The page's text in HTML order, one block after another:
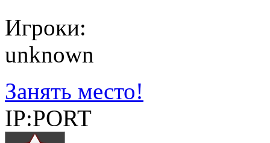
Игроки:
unknown
Занять место!
IP:PORT